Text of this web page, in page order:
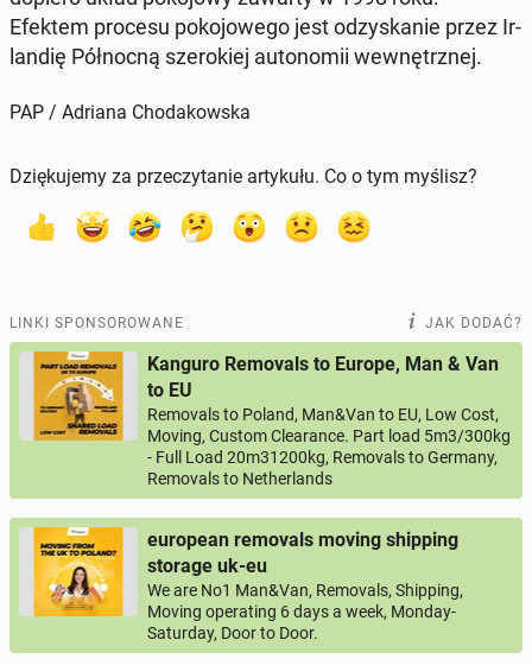
Efektem procesu po­ko­jo­we­go jest od­zy­ska­nie przez Ir­
lan­dię Pół­noc­ną sze­ro­kiej au­to­no­mii we­wnętrz­nej.
PAP / Adriana Chodakowska
Dziękujemy za przeczytanie artykułu. Co o tym myślisz?
LINKI SPONSOROWANE JAK DODAĆ?
Kanguro Removals to Europe, Man & Van
to EU
Removals to Poland, Man&Van to EU, Low Cost,
Moving, Custom Clearance. Part load 5m3/300kg
- Full Load 20m31200kg, Removals to Germany,
Removals to Netherlands
european removals moving shipping
storage uk-eu
We are No1 Man&Van, Removals, Shipping,
Moving operating 6 days a week, Monday-
Saturday, Door to Door.